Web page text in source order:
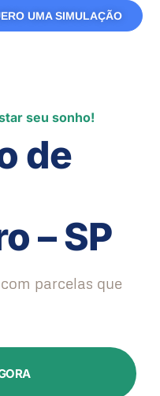
UMA SIMULAÇÃO
seu sonho!
de
– SP
parcelas que